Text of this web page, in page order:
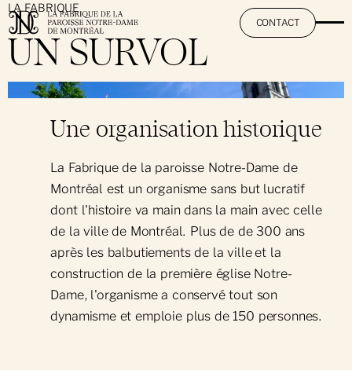
La Fabrique
Nos institutions
Basilique Notre-Dame de Montréal
Travaillez avec nous
CONTACT
LA FABRIQUE
UN SURVOL
Une organisation historique
La Fabrique de la paroisse Notre-Dame de
Montréal est un organisme sans but lucratif
dont l'histoire va main dans la main avec celle
de la ville de Montréal. Plus de de 300 ans
après les balbutiements de la ville et la
construction de la première église Notre-
Dame, l'organisme a conservé tout son
dynamisme et emploie plus de 150 personnes.